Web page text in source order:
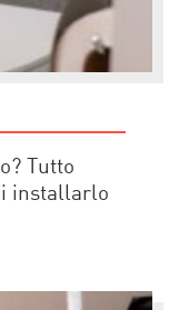
Tutto
installarlo